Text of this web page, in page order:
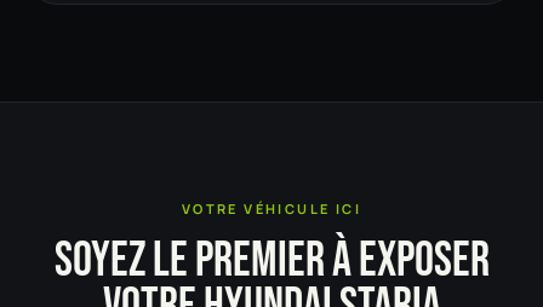
VOTRE VÉHICULE ICI
SOYEZ LE PREMIER À EXPOSER